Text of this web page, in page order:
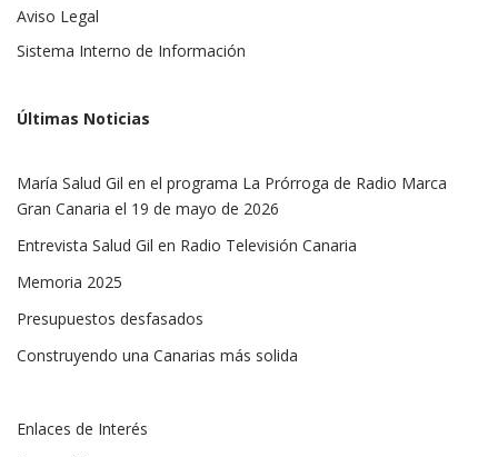
Aviso Legal
Sistema Interno de Información
Últimas Noticias
María Salud Gil en el programa La Prórroga de Radio Marca
Gran Canaria el 19 de mayo de 2026
Entrevista Salud Gil en Radio Televisión Canaria
Memoria 2025
Presupuestos desfasados
Construyendo una Canarias más solida
Enlaces de Interés